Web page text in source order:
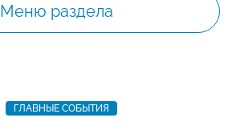
Меню раздела
ГЛАВНЫЕ СОБЫТИЯ